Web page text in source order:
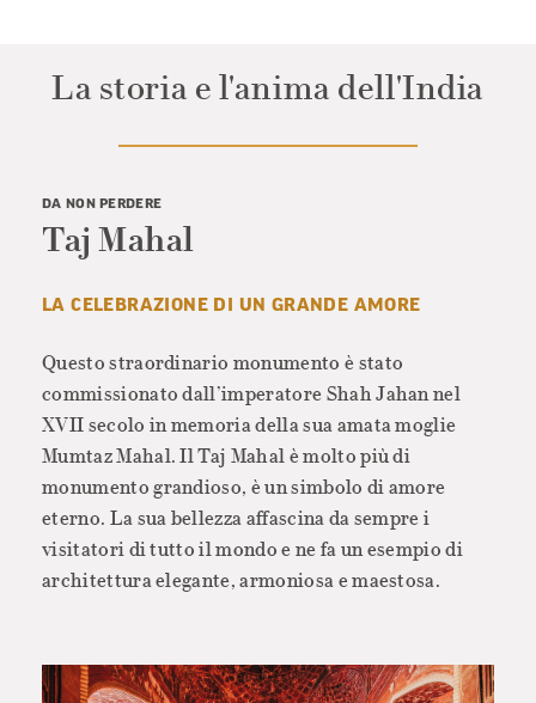
La storia e l'anima dell'India
DA NON PERDERE
Taj Mahal
LA CELEBRAZIONE DI UN GRANDE AMORE
Questo straordinario monumento è stato
commissionato dall’imperatore Shah Jahan nel
XVII secolo in memoria della sua amata moglie
Mumtaz Mahal. Il Taj Mahal è molto più di
monumento grandioso, è un simbolo di amore
eterno. La sua bellezza affascina da sempre i
visitatori di tutto il mondo e ne fa un esempio di
architettura elegante, armoniosa e maestosa.